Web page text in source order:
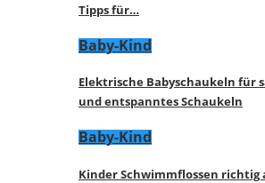
Tipps für…
Baby-Kind
Elektrische Babyschaukeln für
und entspanntes Schaukeln
Baby-Kind
Kinder Schwimmflossen richtig